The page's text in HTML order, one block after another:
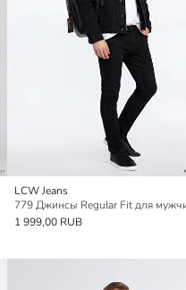
LCW Jeans
779 Джинсы Regular Fit для
1 999,00 RUB